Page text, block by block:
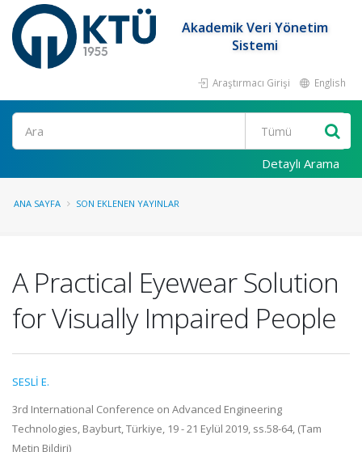
Akademik Veri Yönetim
Sistemi
Araştırmacı Girişi English
Ara
Detaylı Arama
ANA SAYFA SON EKLENEN YAYINLAR
A Practical Eyewear Solution
for Visually Impaired People
SESLİ E.
3rd International Conference on Advanced Engineering
Technologies, Bayburt, Türkiye, 19 - 21 Eylül 2019, ss.58-64, (Tam
Metin Bildiri)